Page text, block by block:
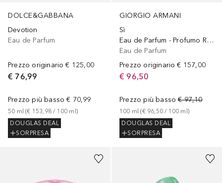
DOLCE&GABBANA
Devotion
Eau de Parfum
Prezzo originario € 125,00
€ 76,99
Prezzo più basso € 70,99
50 ml (€ 153,98 / 100 ml)
DOUGLAS DEAL
SORPRESA
GIORGIO ARMANI
Sì
Eau de Parfum - Profumo Ricaricabile
Eau de Parfum
Prezzo originario € 157,00
€ 96,50
Prezzo più basso € 97,10
100 ml (€ 96,50 / 100 ml)
DOUGLAS DEAL
SORPRESA
+6